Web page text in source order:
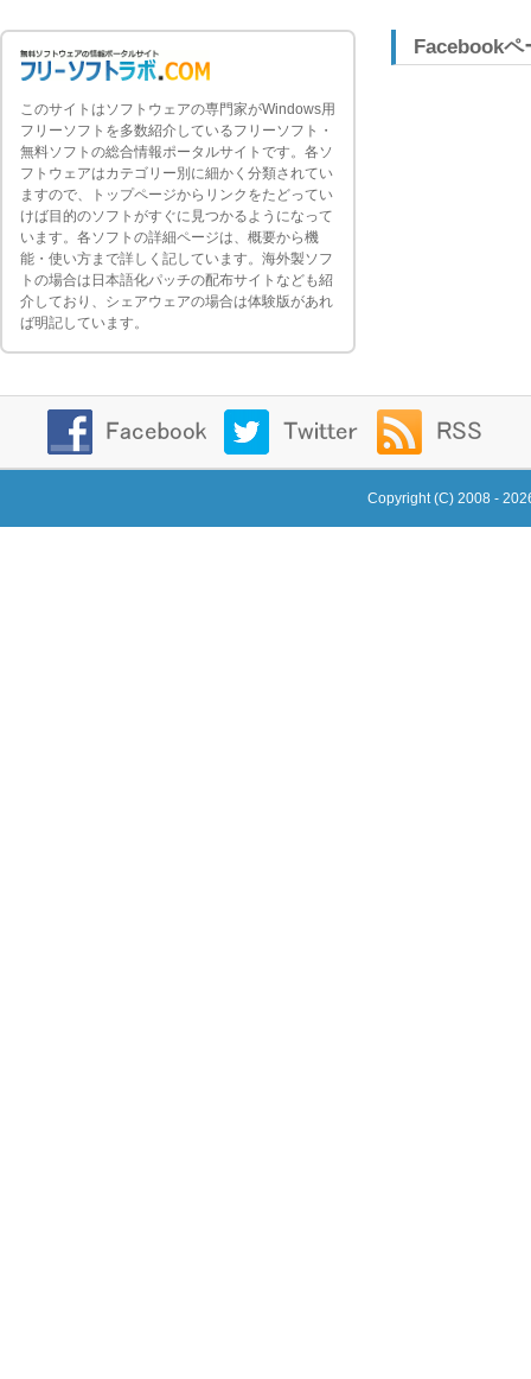
このサイトはソフトウェアの専門家がWindows用
フリーソフトを多数紹介しているフリーソフト・
無料ソフトの総合情報ポータルサイトです。各ソ
フトウェアはカテゴリー別に細かく分類されてい
ますので、トップページからリンクをたどってい
けば目的のソフトがすぐに見つかるようになって
います。各ソフトの詳細ページは、概要から機
能・使い方まで詳しく記しています。海外製ソフ
トの場合は日本語化パッチの配布サイトなども紹
介しており、シェアウェアの場合は体験版があれ
ば明記しています。
Facebookペ
Copyright (C) 2008 -